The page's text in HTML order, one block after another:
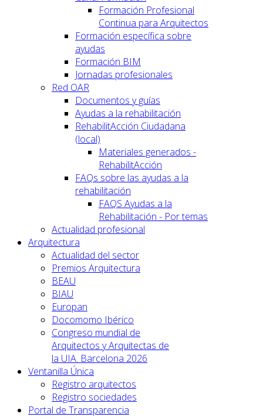
Formación Profesional
Continua para Arquitectos
Formación específica sobre
ayudas
Formación BIM
Jornadas profesionales
Red OAR
Documentos y guías
Ayudas a la rehabilitación
RehabilitAcción Ciudadana
(local)
Materiales generados -
RehabilitAcción
FAQs sobre las ayudas a la
rehabilitación
FAQS Ayudas a la
Rehabilitación - Por temas
Actualidad profesional
Arquitectura
Actualidad del sector
Premios Arquitectura
BEAU
BIAU
Europan
Docomomo Ibérico
Congreso mundial de
Arquitectos y Arquitectas de
la UIA. Barcelona 2026
Ventanilla Única
Registro arquitectos
Registro sociedades
Portal de Transparencia